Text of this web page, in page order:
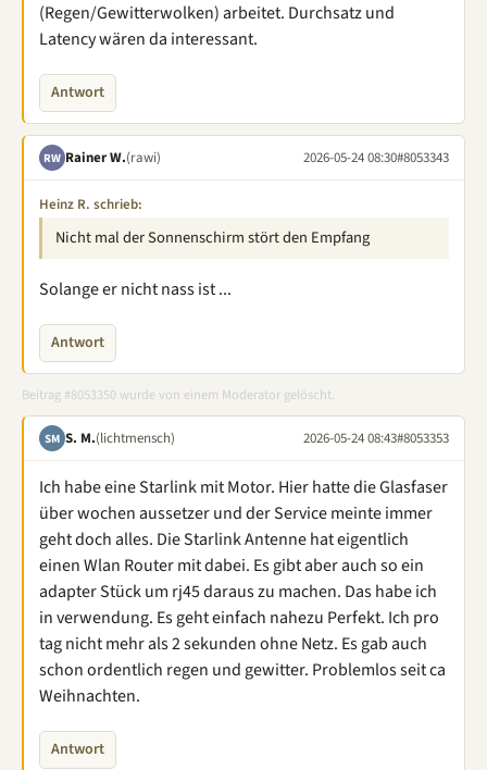
(Regen/Gewitterwolken) arbeitet. Durchsatz und
Latency wären da interessant.
Antwort
RW Rainer W.(rawi) 2026-05-24 08:30#8053343
Heinz R. schrieb:
Nicht mal der Sonnenschirm stört den Empfang
Solange er nicht nass ist ...
Antwort
Beitrag #8053350 wurde von einem Moderator gelöscht.
SM S. M.(lichtmensch) 2026-05-24 08:43#8053353
Ich habe eine Starlink mit Motor. Hier hatte die Glasfaser
über wochen aussetzer und der Service meinte immer
geht doch alles. Die Starlink Antenne hat eigentlich
einen Wlan Router mit dabei. Es gibt aber auch so ein
adapter Stück um rj45 daraus zu machen. Das habe ich
in verwendung. Es geht einfach nahezu Perfekt. Ich pro
tag nicht mehr als 2 sekunden ohne Netz. Es gab auch
schon ordentlich regen und gewitter. Problemlos seit ca
Weihnachten.
Antwort